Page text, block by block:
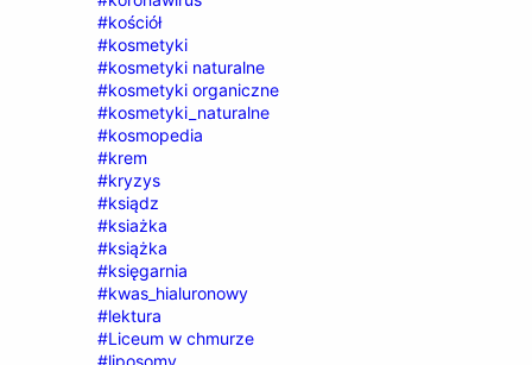
#kościół
#kosmetyki
#kosmetyki naturalne
#kosmetyki organiczne
#kosmetyki_naturalne
#kosmopedia
#krem
#kryzys
#ksiądz
#ksiażka
#książka
#księgarnia
#kwas_hialuronowy
#lektura
#Liceum w chmurze
#liposomy